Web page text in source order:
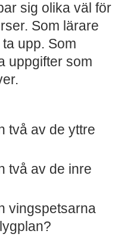
sig olika väl för
Som lärare
upp. Som
uppgifter som
två av de yttre
två av de inre
vingspetsarna